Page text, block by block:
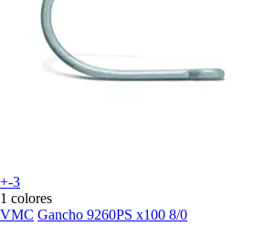
+-3
1 colores
VMC Gancho 9260PS x100 8/0